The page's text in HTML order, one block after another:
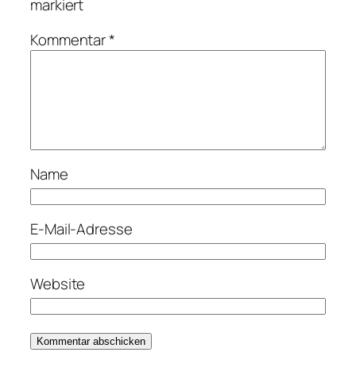
markiert
Kommentar*
Name
E-Mail-Adresse
Website